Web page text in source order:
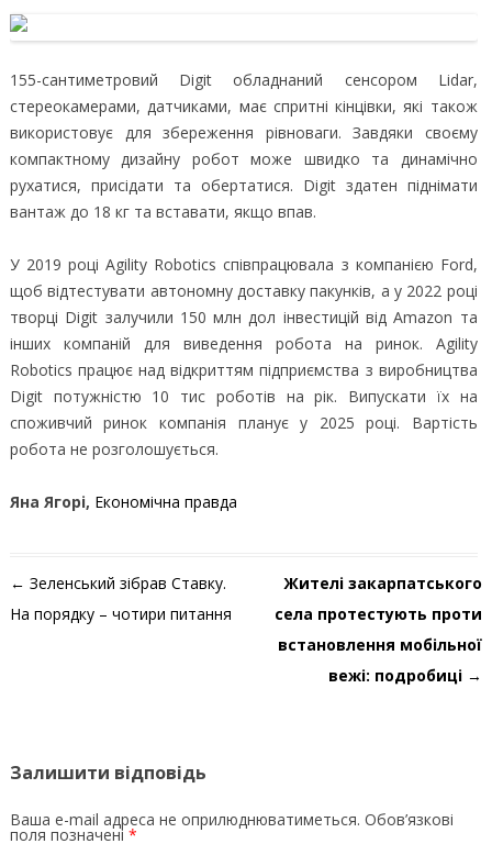
155-сантиметровий Digit обладнаний сенсором Lidar,
стереокамерами, датчиками, має спритні кінцівки, які також
використовує для збереження рівноваги. Завдяки своєму
компактному дизайну робот може швидко та динамічно
рухатися, присідати та обертатися. Digit здатен піднімати
вантаж до 18 кг та вставати, якщо впав.
У 2019 році Agility Robotics співпрацювала з компанією Ford,
щоб відтестувати автономну доставку пакунків, а у 2022 році
творці Digit залучили 150 млн дол інвестицій від Amazon та
інших компаній для виведення робота на ринок. Agility
Robotics працює над відкриттям підприємства з виробництва
Digit потужністю 10 тис роботів на рік. Випускати їх на
споживчий ринок компанія планує у 2025 році. Вартість
робота не розголошується.
Яна Ягорі, Економічна правда
Навігація по запису
← Зеленський зібрав Ставку.
На порядку – чотири питання
Жителі закарпатського
села протестують проти
встановлення мобільної
вежі: подробиці →
Залишити відповідь
Ваша e-mail адреса не оприлюднюватиметься. Обов’язкові
поля позначені *